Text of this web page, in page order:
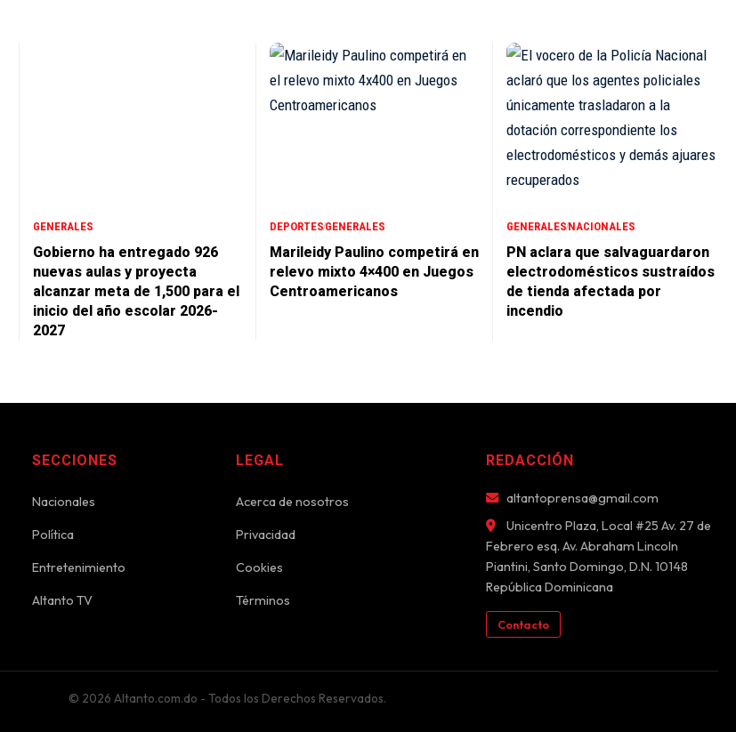
GENERALES
Gobierno ha entregado 926
nuevas aulas y proyecta
alcanzar meta de 1,500 para el
inicio del año escolar 2026-
2027
DEPORTESGENERALES
Marileidy Paulino competirá en
relevo mixto 4×400 en Juegos
Centroamericanos
GENERALESNACIONALES
PN aclara que salvaguardaron
electrodomésticos sustraídos
de tienda afectada por
incendio
SECCIONES
Nacionales
Política
Entretenimiento
Altanto TV
LEGAL
Acerca de nosotros
Privacidad
Cookies
Términos
REDACCIÓN
altantoprensa@gmail.com
Unicentro Plaza, Local #25 Av. 27 de
Febrero esq. Av. Abraham Lincoln
Piantini, Santo Domingo, D.N. 10148
República Dominicana
Contacto
© 2026 Altanto.com.do - Todos los Derechos Reservados.